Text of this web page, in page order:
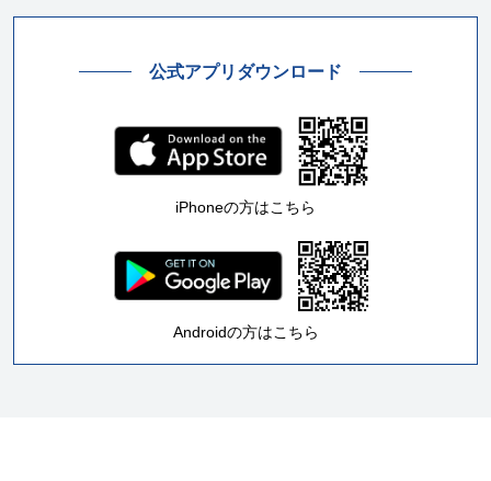
公式アプリダウンロード
iPhoneの方はこちら
Androidの方はこちら